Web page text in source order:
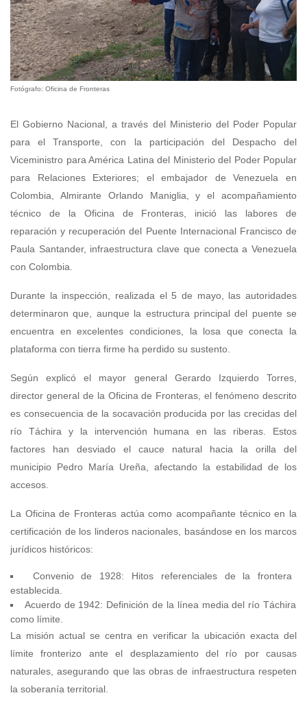
Fotógrafo: Oficina de Fronteras
El Gobierno Nacional, a través del Ministerio del Poder Popular
para el Transporte, con la participación del Despacho del
Viceministro para América Latina del Ministerio del Poder Popular
para Relaciones Exteriores; el embajador de Venezuela en
Colombia, Almirante Orlando Maniglia, y el acompañamiento
técnico de la Oficina de Fronteras, inició las labores de
reparación y recuperación del Puente Internacional Francisco de
Paula Santander, infraestructura clave que conecta a Venezuela
con Colombia.
Durante la inspección, realizada el 5 de mayo, las autoridades
determinaron que, aunque la estructura principal del puente se
encuentra en excelentes condiciones, la losa que conecta la
plataforma con tierra firme ha perdido su sustento.
Según explicó el mayor general Gerardo Izquierdo Torres,
director general de la Oficina de Fronteras, el fenómeno descrito
es consecuencia de la socavación producida por las crecidas del
río Táchira y la intervención humana en las riberas. Estos
factores han desviado el cauce natural hacia la orilla del
municipio Pedro María Ureña, afectando la estabilidad de los
accesos.
La Oficina de Fronteras actúa como acompañante técnico en la
certificación de los linderos nacionales, basándose en los marcos
jurídicos históricos:
Convenio de 1928: Hitos referenciales de la frontera
establecida.
Acuerdo de 1942: Definición de la línea media del río Táchira
como límite.
La misión actual se centra en verificar la ubicación exacta del
límite fronterizo ante el desplazamiento del río por causas
naturales, asegurando que las obras de infraestructura respeten
la soberanía territorial.